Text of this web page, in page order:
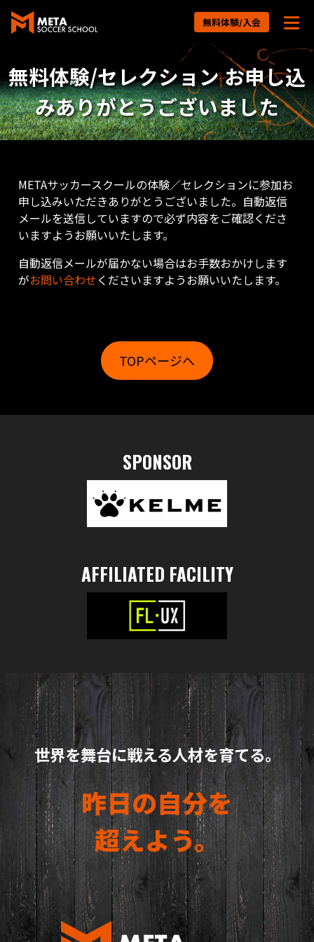
無料体験/入会
無料体験/セレクション お申し込
みありがとうございました
METAサッカースクールの体験／セレクションに参加お
申し込みいただきありがとうございました。自動返信
メールを送信していますので必ず内容をご確認くださ
いますようお願いいたします。
自動返信メールが届かない場合はお手数おかけします
がお問い合わせくださいますようお願いいたします。
TOPページへ
SPONSOR
AFFILIATED FACILITY
世界を舞台に戦える人材を育てる。
昨日の自分を
超えよう。